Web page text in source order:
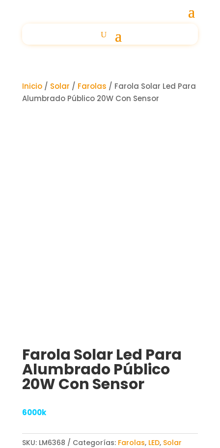
Inicio/ Solar / Farolas / Farola Solar Led Para
Alumbrado Público 20W Con Sensor
Farola Solar Led Para
Alumbrado Público
20W Con Sensor
6000k
SKU: LM6368 Categorías: Farolas, LED, Solar